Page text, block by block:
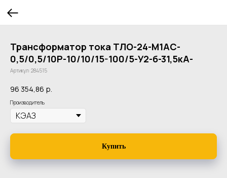
Трансформатор тока ТЛО-24-М1AC-
0,5/0,5/10P-10/10/15-100/5-У2-б-31,5кА-
Артикул: 284515
96 354,86 р.
Производитель
Купить